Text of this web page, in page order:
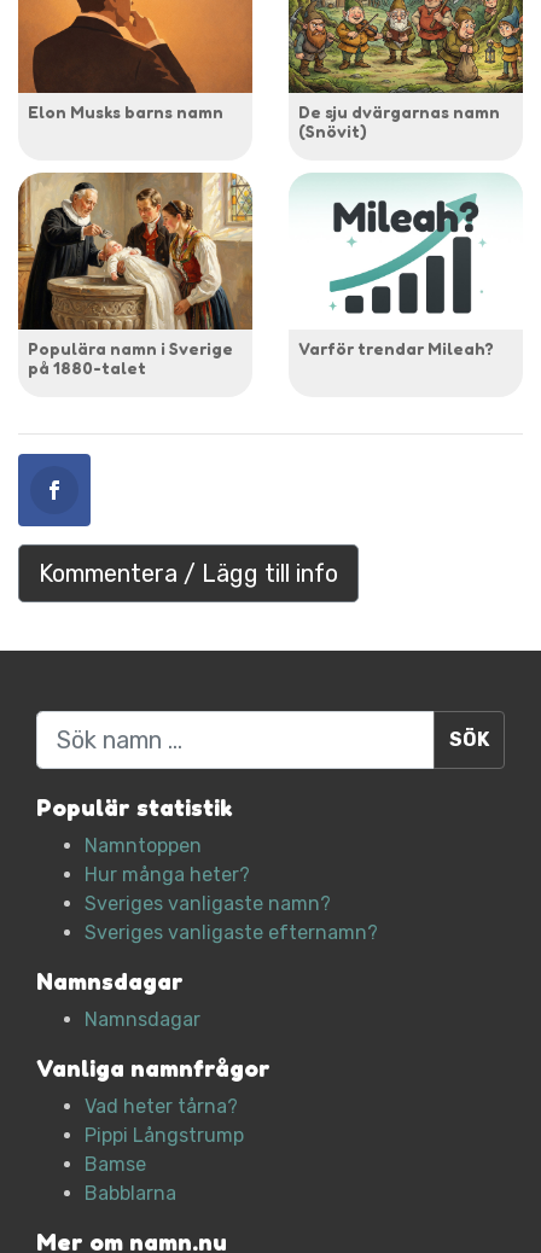
Elon Musks barns namn
De sju dvärgarnas namn
(Snövit)
Populära namn i Sverige
på 1880-talet
Varför trendar Mileah?
Kommentera / Lägg till info
Sök
Populär statistik
Namntoppen
Hur många heter?
Sveriges vanligaste namn?
Sveriges vanligaste efternamn?
Namnsdagar
Namnsdagar
Vanliga namnfrågor
Vad heter tårna?
Pippi Långstrump
Bamse
Babblarna
Mer om namn.nu